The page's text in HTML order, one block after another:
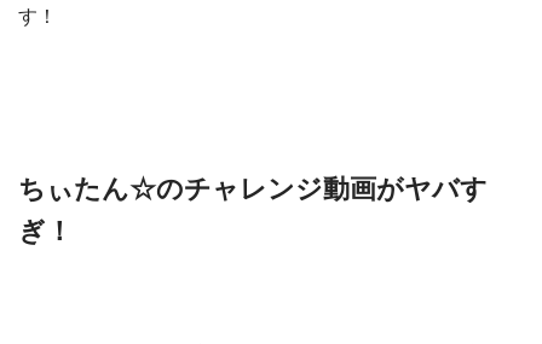
す！
ちぃたん☆のチャレンジ動画がヤバす
ぎ！